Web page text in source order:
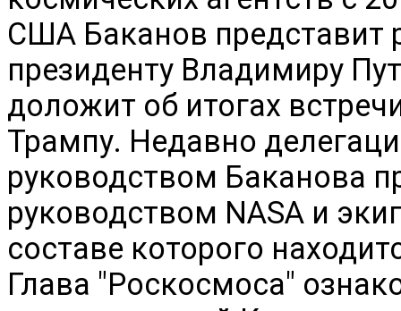
США Баканов представит
президенту Владимиру
доложит об итогах
Трампу. Недавно
руководством Баканова
руководством NASA и
составе которого
Глава "Роскосмоса"